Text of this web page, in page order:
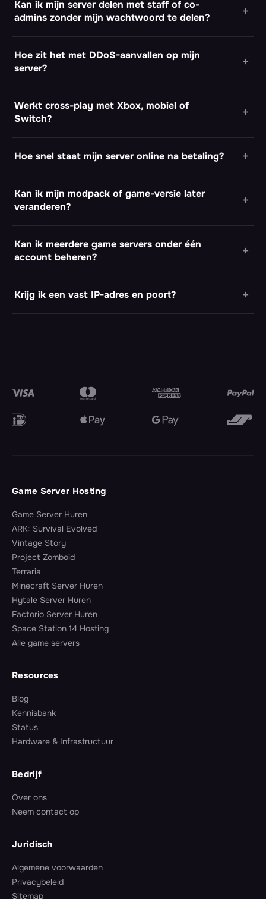
Kan ik mijn server delen met staff of co-
admins zonder mijn wachtwoord te delen?
Hoe zit het met DDoS-aanvallen op mijn
server?
Werkt cross-play met Xbox, mobiel of
Switch?
Hoe snel staat mijn server online na betaling?
Kan ik mijn modpack of game-versie later
veranderen?
Kan ik meerdere game servers onder één
account beheren?
Krijg ik een vast IP-adres en poort?
Game Server Hosting
Game Server Huren
ARK: Survival Evolved
Vintage Story
Project Zomboid
Terraria
Minecraft Server Huren
Hytale Server Huren
Factorio Server Huren
Space Station 14 Hosting
Alle game servers
Resources
Blog
Kennisbank
Status
Hardware & Infrastructuur
Bedrijf
Over ons
Neem contact op
Juridisch
Algemene voorwaarden
Privacybeleid
Sitemap